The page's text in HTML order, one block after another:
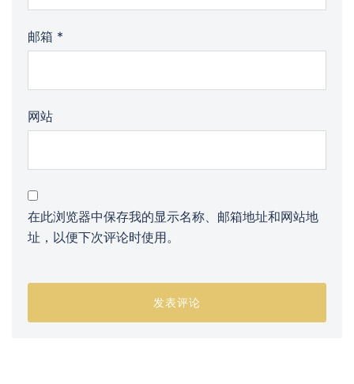
邮箱 *
网站
在此浏览器中保存我的显示名称、邮箱地址和网站地
址，以便下次评论时使用。